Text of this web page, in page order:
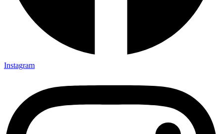
Instagram